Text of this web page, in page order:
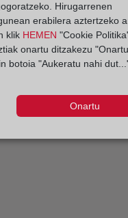
Hirugarrenen
erabilera aztertzeko
klik HEMEN "Cookie
onartu ditzakezu
botoia "Aukeratu nahi
Onartu